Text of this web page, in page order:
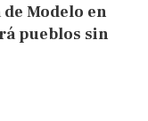
Modelo en
pueblos sin